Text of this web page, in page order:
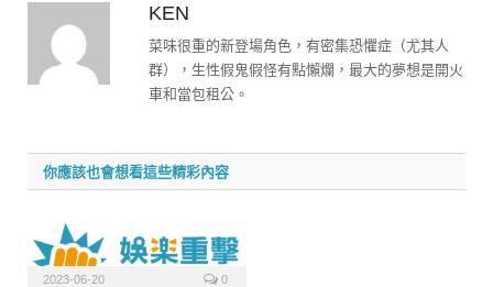
KEN
菜味很重的新登場角色，有密集恐懼症（尤其人
群），生性假鬼假怪有點懶爛，最大的夢想是開火
車和當包租公。
你應該也會想看這些精彩內容
2023-06-20 0